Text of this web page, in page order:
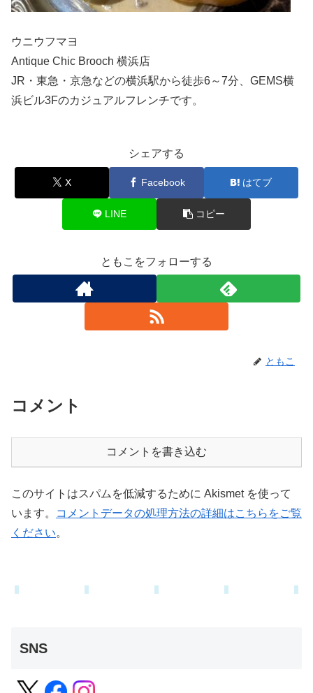
ウニウフマヨ
Antique Chic Brooch 横浜店
JR・東急・京急などの横浜駅から徒歩6～7分、GEMS横
浜ビル3Fのカジュアルフレンチです。
シェアする
X Facebook はてブ
LINE コピー
ともこをフォローする
ともこ
コメント
コメントを書き込む
このサイトはスパムを低減するために Akismet を使って
います。
コメントデータの処理方法の詳細はこちらをご覧
ください。
SNS